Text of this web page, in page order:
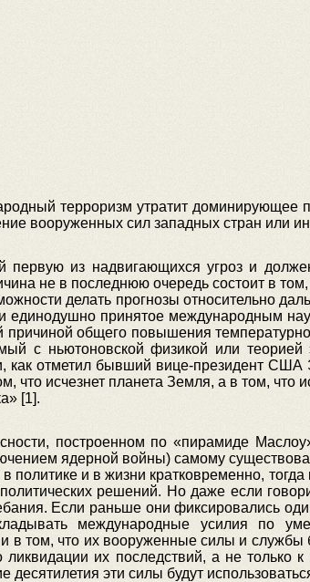
терроризм утратит доминирующее
вооруженных сил западных стран или
первую из надвигающихся угроз и
не в последнюю очередь состоит в
делать прогнозы относительно
единодушно принятое международным
причиной общего повышения
с ньютоновской физикой или
как отметил бывший вице-президент США
что исчезнет планета Земля, а в том, что
[1].
построенном по «пирамиде
ядерной войны) самому
политике и в жизни кратковременно,
решений. Но даже если
Если раньше они фиксировались
международные усилия по
в том, что их вооруженные силы и службы
ликвидации их последствий, а не
эти силы будут